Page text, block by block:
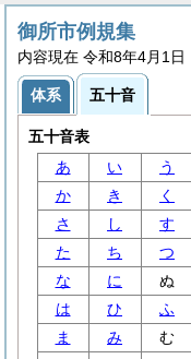
御所市例規集
内容現在 令和8年4月1日
体系 五十音
五十音表
あ
い う
か
き く
さ
し す
た
ち つ
な
に ぬ
は
ひ ふ
ま
み む